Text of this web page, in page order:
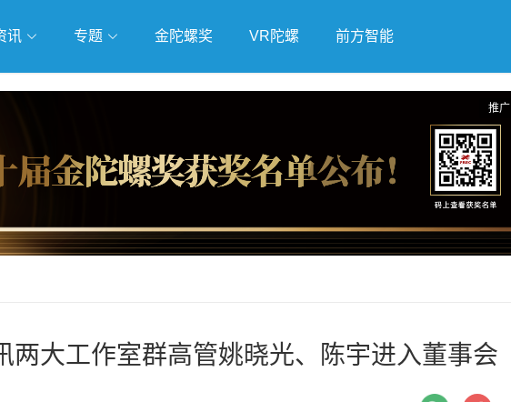
讯 专题
能 武侠游戏 独立游戏 云游戏
金陀螺奖 VR陀螺 前方智能
推广
两大工作室群高管姚晓光、陈宇进入董事会